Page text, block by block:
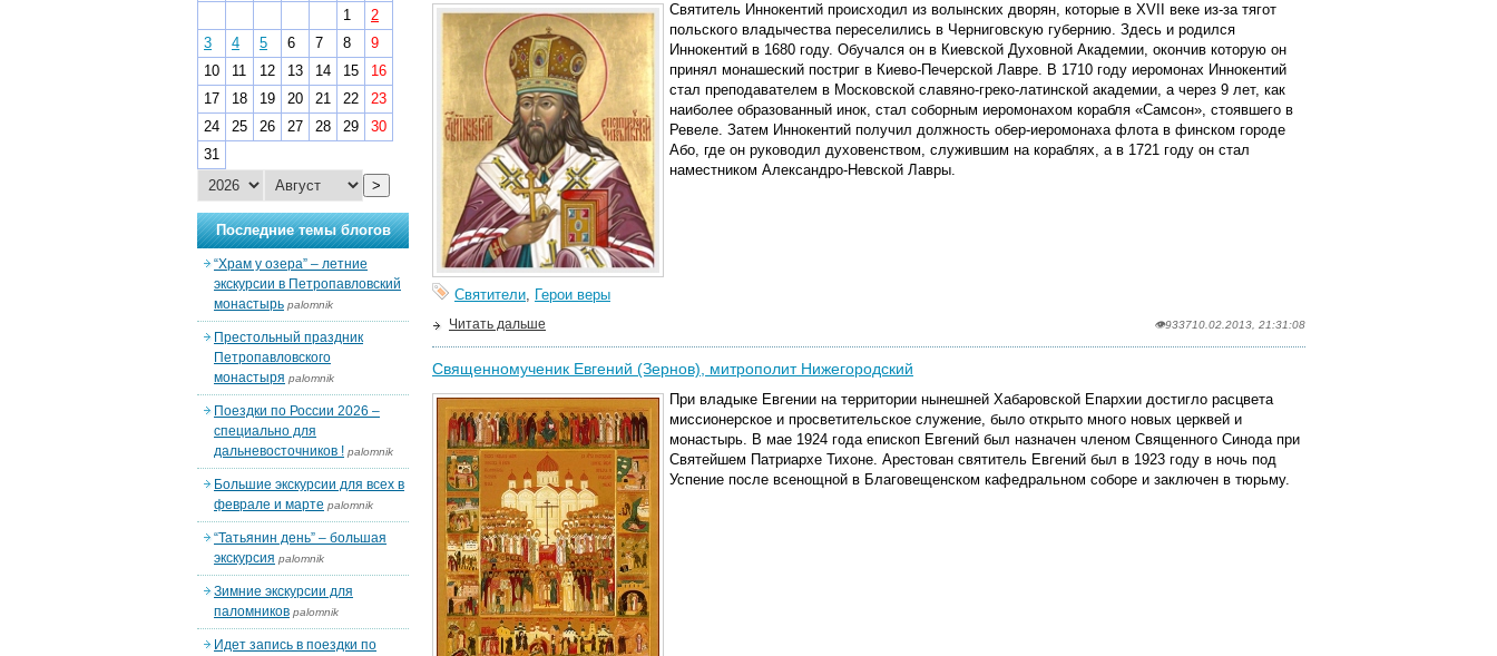
Святитель Иннокентий происходил из волынских дворян, которые в XVII веке из-за тягот
польского владычества переселились в Черниговскую губернию. Здесь и родился
Иннокентий в 1680 году. Обучался он в Киевской Духовной Академии, окончив которую он
принял монашеский постриг в Киево-Печерской Лавре. В 1710 году иеромонах Иннокентий
стал преподавателем в Московской славяно-греко-латинской академии, а через 9 лет, как
наиболее образованный инок, стал соборным иеромонахом корабля «Самсон», стоявшего в
Ревеле. Затем Иннокентий получил должность обер-иеромонаха флота в финском городе
Або, где он руководил духовенством, служившим на кораблях, а в 1721 году он стал
наместником Александро-Невской Лавры.
Святители, Герои веры
👁933710.02.2013, 21:31:08
Читать дальше
Священномученик Евгений (Зернов), митрополит Нижегородский
При владыке Евгении на территории нынешней Хабаровской Епархии достигло расцвета
миссионерское и просветительское служение, было открыто много новых церквей и
монастырь. В мае 1924 года епископ Евгений был назначен членом Священного Синода при
Святейшем Патриархе Тихоне. Арестован святитель Евгений был в 1923 году в ночь под
Успение после всенощной в Благовещенском кафедральном соборе и заключен в тюрьму.
1
2
3
4 5 6 7 8
9
10
11 12 13 14 15
16
17
18 19 20 21 22
23
24
25 26 27 28 29
30
31
>
Последние темы блогов
“Храм у озера” – летние
экскурсии в Петропавловский
монастырь palomnik
Престольный праздник
Петропавловского
монастыря palomnik
Поездки по России 2026 –
специально для
дальневосточников ! palomnik
Большие экскурсии для всех в
феврале и марте palomnik
“Татьянин день” – большая
экскурсия palomnik
Зимние экскурсии для
паломников palomnik
Идет запись в поездки по